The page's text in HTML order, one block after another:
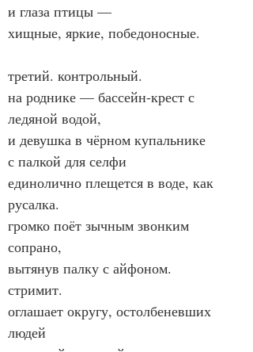
и глаза птицы —
хищные, яркие, победоносные.
третий. контрольный.
на роднике — бассейн-крест с
ледяной водой,
и девушка в чёрном купальнике
с палкой для селфи
единолично плещется в воде, как
русалка.
громко поёт зычным звонким
сопрано,
вытянув палку с айфоном.
стримит.
оглашает округу, остолбеневших
людей